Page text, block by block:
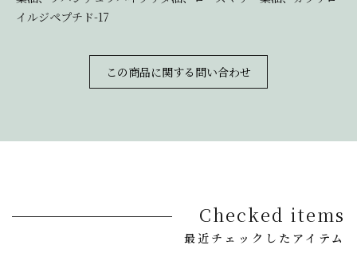
イルジペプチド-17
この商品に関する問い合わせ
Checked items
最近チェックしたアイテム